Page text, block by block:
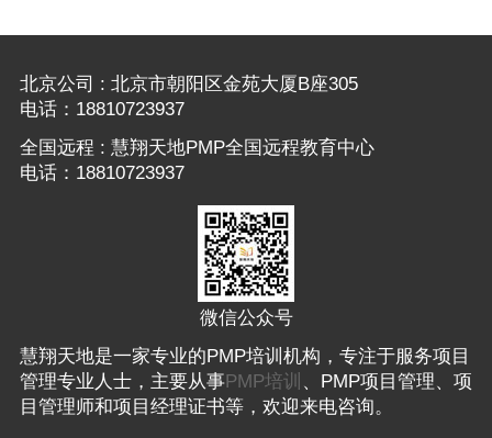
北京公司 : 北京市朝阳区金苑大厦B座305
电话：18810723937
全国远程 : 慧翔天地PMP全国远程教育中心
电话：18810723937
微信公众号
慧翔天地是一家专业的PMP培训机构，专注于服务项目
管理专业人士，主要从事PMP培训 、PMP项目管理、项
目管理师和项目经理证书等，欢迎来电咨询。